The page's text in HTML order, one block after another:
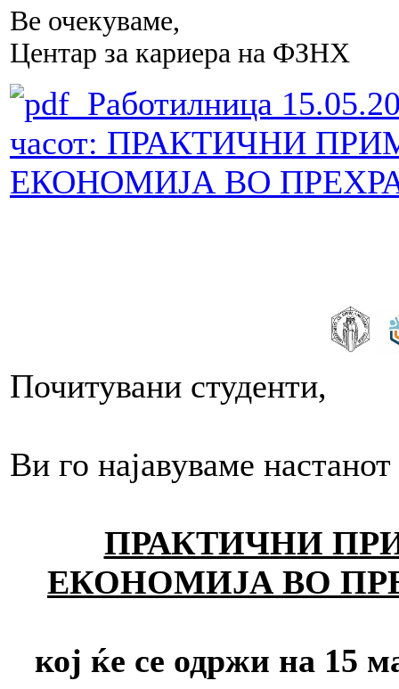
Ве очекуваме,
Центар за кариера на ФЗНХ
Работилница
часот: ПРАКТИЧНИ
ЕКОНОМИЈА ВО
Почитувани студенти,
Ви го најавуваме
ПРАКТИЧНИ
ЕКОНОМИЈА ВО
кој ќе се одржи на 15